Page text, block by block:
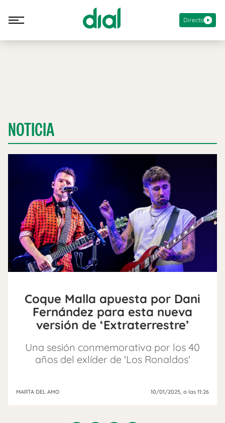
Directo
NOTICIA
Coque Malla apuesta por Dani
Fernández para esta nueva
versión de ‘Extraterrestre’
Una sesión conmemorativa por los 40
años del exlíder de 'Los Ronaldos'
MARTA DEL AMO 10/01/2025, a las 11:26